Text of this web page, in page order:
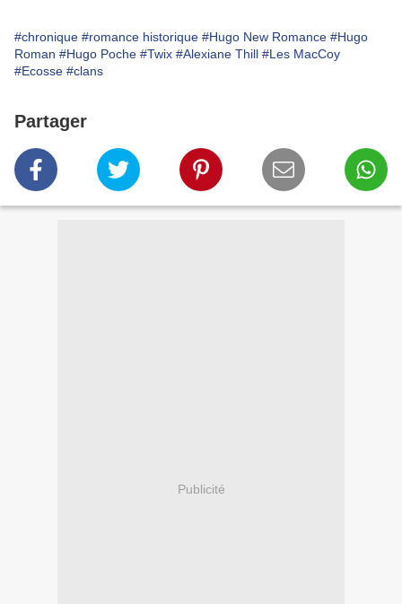
#chronique #romance historique #Hugo New Romance #Hugo
Roman #Hugo Poche #Twix #Alexiane Thill #Les MacCoy
#Ecosse #clans
Partager
Publicité